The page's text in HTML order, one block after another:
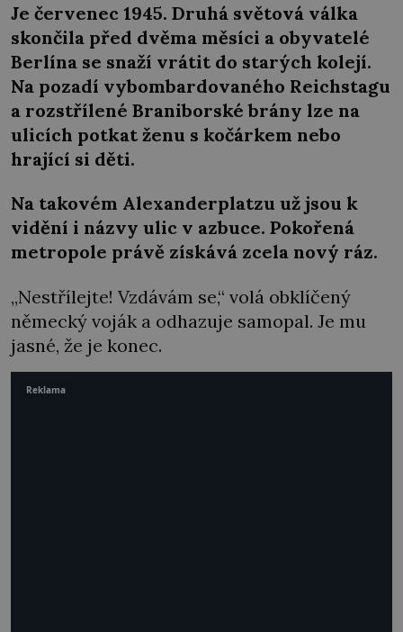
Je červenec 1945. Druhá světová válka
skončila před dvěma měsíci a obyvatelé
Berlína se snaží vrátit do starých kolejí.
Na pozadí vybombardovaného Reichstagu
a rozstřílené Braniborské brány lze na
ulicích potkat ženu s kočárkem nebo
hrající si děti.
Na takovém Alexanderplatzu už jsou k
vidění i názvy ulic v azbuce. Pokořená
metropole právě získává zcela nový ráz.
„Nestřílejte! Vzdávám se,“ volá obklíčený
německý voják a odhazuje samopal. Je mu
jasné, že je konec.
Reklama